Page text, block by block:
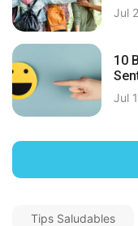
Jul
10
Jul
Tips Saludables